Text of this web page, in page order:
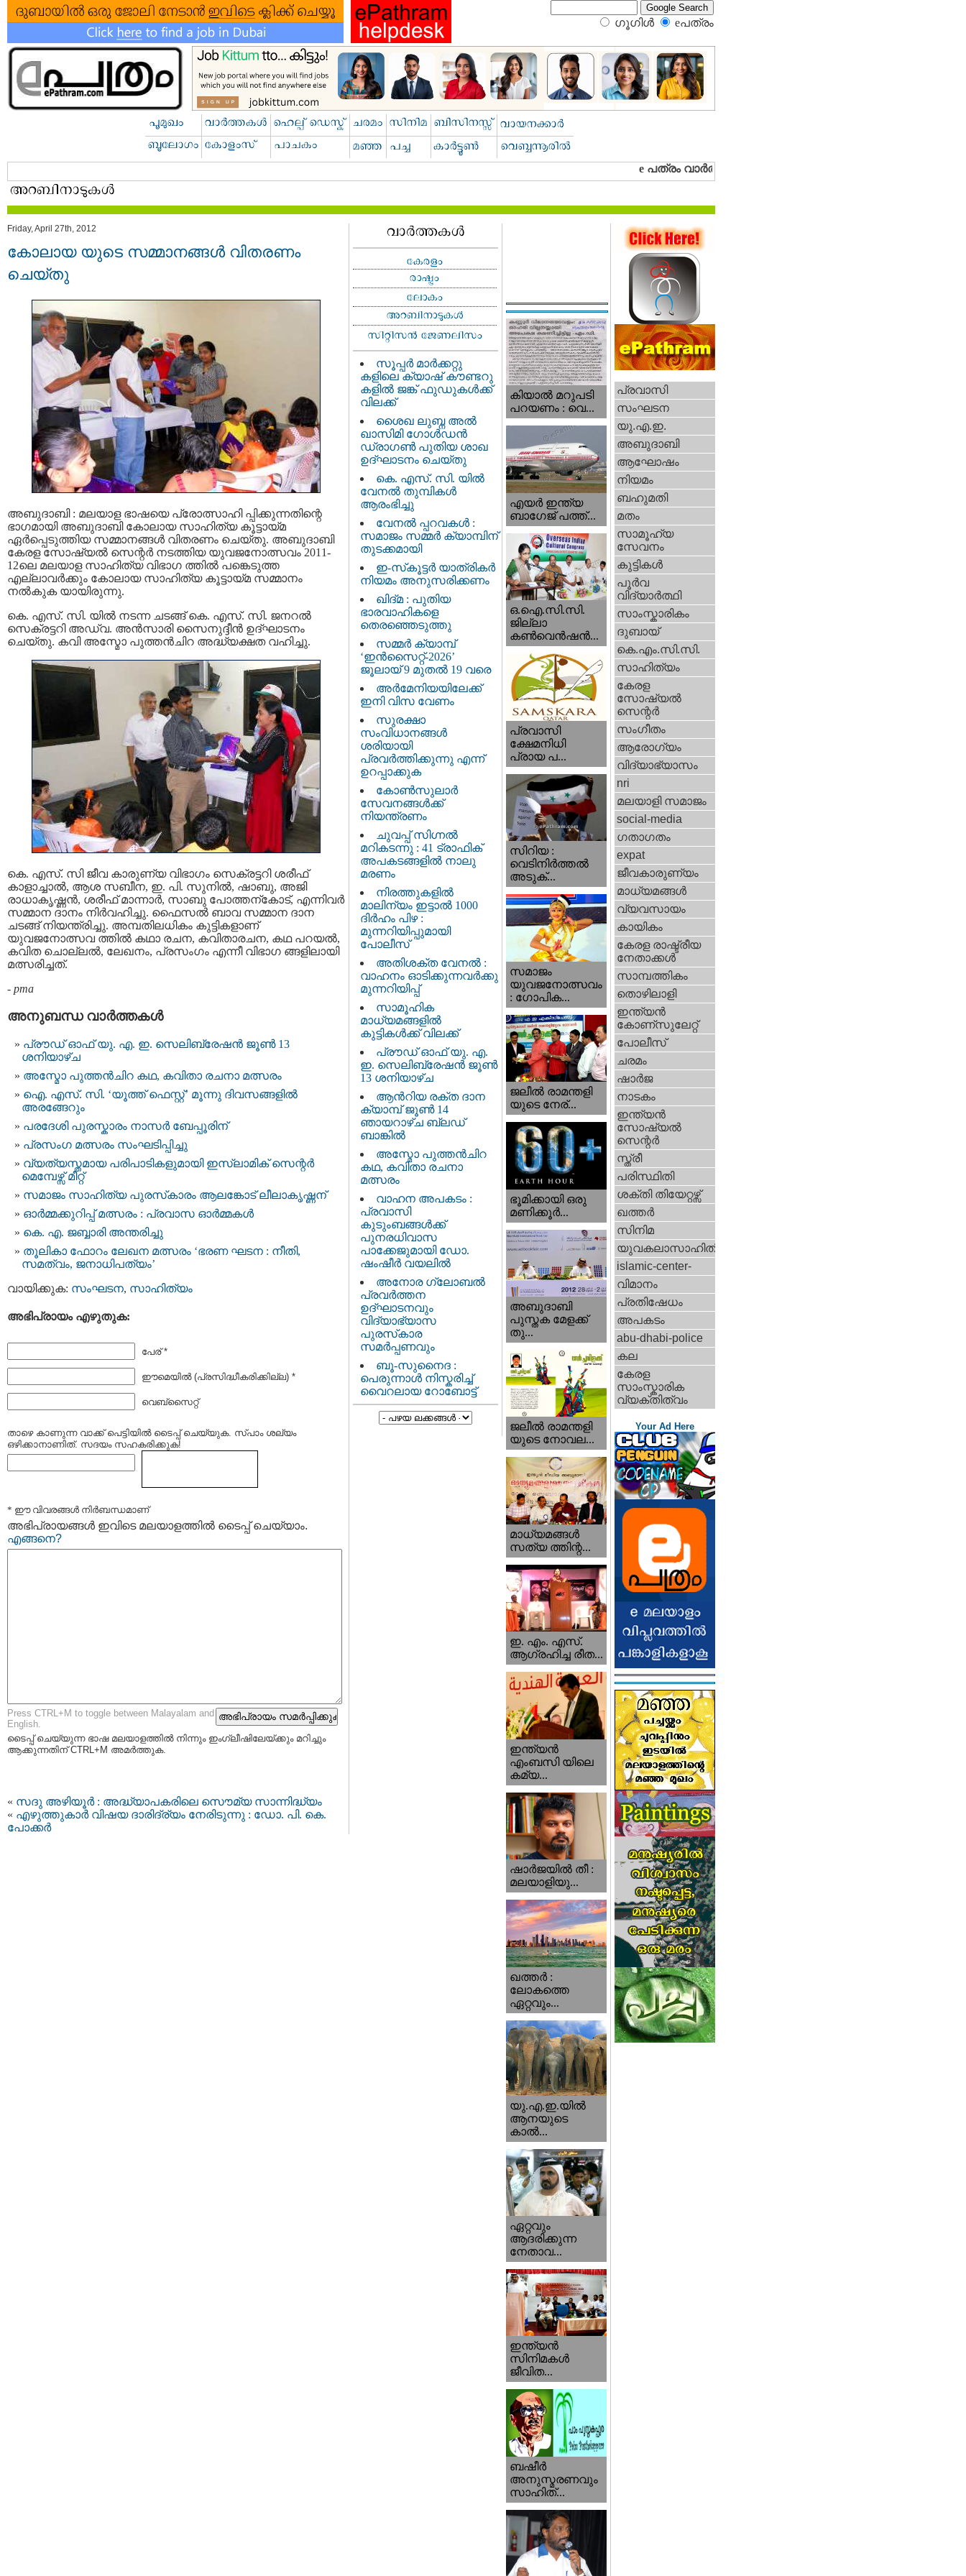
ഗൂഗിള്‍ eപത്രം‍
Friday, April 27th, 2012
കോലായ യുടെ സമ്മാനങ്ങള്‍ വിതരണം
ചെയ്തു
അബുദാബി : മലയാള ഭാഷയെ പ്രോത്സാഹി പ്പിക്കുന്നതിന്റെ
ഭാഗമായി അബുദാബി കോലായ സാഹിത്യ കൂട്ടായ്മ
ഏര്‍പ്പെടുത്തിയ സമ്മാനങ്ങള്‍ വിതരണം ചെയ്തു. അബുദാബി
കേരള സോഷ്യല്‍ സെന്റര്‍ നടത്തിയ യുവജനോത്സവം 2011-
12ലെ മലയാള സാഹിത്യ വിഭാഗ ത്തില്‍ പങ്കെടുത്ത
എല്ലാവര്‍ക്കും കോലായ സാഹിത്യ കൂട്ടായ്മ സമ്മാനം
നല്‍കുക യായിരുന്നു.
കെ. എസ്. സി. യില്‍ നടന്ന ചടങ്ങ് ‍കെ. എസ്. സി. ജനറല്‍
സെക്രട്ടറി അഡ്വ. അന്‍സാരി സൈനുദ്ദീന്‍ ഉദ്ഘാടനം
ചെയ്തു. കവി അസ്മോ പുത്തന്‍ചിറ അദ്ധ്യക്ഷത വഹിച്ചു.
കെ. എസ്. സി ജീവ കാരുണ്യ വിഭാഗം സെക്രട്ടറി ശരീഫ്
കാളാച്ചാല്‍, ആശ സബീന, ഇ. പി. സുനില്‍, ഷാബു, അജി
രാധാകൃഷ്ണന്‍, ശരീഫ് മാന്നാര്‍, സാബു പോത്തന്കോട്, എന്നിവര്‍
സമ്മാന ദാനം നിര്‍വഹിച്ചു. ഫൈസല്‍ ബാവ സമ്മാന ദാന
ചടങ്ങ് നിയന്ത്രിച്ചു. അമ്പതിലധികം കുട്ടികളാണ്
യുവജനോത്സവ ത്തില്‍ കഥാ രചന, കവിതാരചന, കഥ പറയല്‍,
കവിത ചൊല്ലല്‍, ലേഖനം, പ്രസംഗം എന്നീ വിഭാഗ ങ്ങളിലായി
മത്സരിച്ചത്.
- pma
അനുബന്ധ വാര്‍ത്തകള്‍
പ്രൗഡ് ഓഫ് യു. എ. ഇ. സെലിബ്രേഷൻ ജൂൺ 13
ശനിയാഴ്ച
അസ്മോ പുത്തൻചിറ കഥ, കവിതാ രചനാ മത്സരം
ഐ. എസ്. സി. ‘യൂത്ത് ഫെസ്റ്റ്’ മൂന്നു ദിവസങ്ങളിൽ
അരങ്ങേറും
പരദേശി പുരസ്കാരം നാസർ ബേപ്പൂരിന്
പ്രസംഗ മത്സരം സംഘടിപ്പിച്ചു
വ്യത്യസ്തമായ പരിപാടികളുമായി ഇസ്ലാമിക് സെന്റർ
മെമ്പേഴ്സ് മീറ്റ്
സമാജം സാഹിത്യ പുരസ്‌കാരം ആലങ്കോട് ലീലാകൃഷ്ണന്
ഓർമ്മക്കുറിപ്പ് മത്സരം : പ്രവാസ ഓർമ്മകൾ
കെ. എ. ജബ്ബാരി അന്തരിച്ചു
തൂലികാ ഫോറം ലേഖന മത്സരം ‘ഭരണ ഘടന : നീതി,
സമത്വം, ജനാധിപത്യം’
വായിക്കുക: സംഘടന, സാഹിത്യം
അഭിപ്രായം എഴുതുക:
പേര് *
ഈമെയില്‍ (പ്രസിദ്ധീകരിക്കില്ല) *
വെബ്സൈറ്റ്
താഴെ കാണുന്ന വാക്ക് പെട്ടിയില്‍ ടൈപ്പ്‌ ചെയ്യുക. സ്പാം ശല്യം
ഒഴിക്കാനാണിത്. സദയം സഹകരിക്കുക!
* ഈ വിവരങ്ങള്‍ നിര്‍ബന്ധമാണ്
അഭിപ്രായങ്ങള്‍ ഇവിടെ മലയാളത്തില്‍ ടൈപ്പ് ചെയ്യാം.
എങ്ങനെ?
Press CTRL+M to toggle between Malayalam and
English.
ടൈപ്പ്‌ ചെയ്യുന്ന ഭാഷ മലയാളത്തില്‍ നിന്നും ഇംഗ്ലീഷിലേയ്ക്കും മറിച്ചും
ആക്കുന്നതിന് CTRL+M അമര്‍ത്തുക.
« സദു അഴിയൂര്‍ : അദ്ധ്യാപകരിലെ സൌമ്യ സാന്നിദ്ധ്യം
« എഴുത്തുകാര്‍ വിഷയ ദാരിദ്ര്യം നേരിടുന്നു : ഡോ. പി. കെ.
പോക്കര്‍
സൂപ്പർ മാർക്കറ്റു
കളിലെ ക്യാഷ് കൗണ്ടറു
കളിൽ ജങ്ക് ഫുഡുകൾക്ക്
വിലക്ക്
ശൈഖ ലുബ്ന അൽ
ഖാസിമി ഗോൾഡൻ
ഡ്രാഗൺ പുതിയ ശാഖ
ഉദ്ഘാടനം ചെയ്തു
കെ. എസ്. സി. യിൽ
വേനൽ തുമ്പികൾ
ആരംഭിച്ചു
വേനൽ പ്പറവകൾ :
സമാജം സമ്മർ ക്യാമ്പിന്
തുടക്കമായി
ഇ-സ്‌കൂട്ടർ യാത്രികർ
നിയമം അനുസരിക്കണം
ഖിദ്മ : പുതിയ
ഭാരവാഹികളെ
തെരഞ്ഞെടുത്തു
സമ്മർ ക്യാമ്പ്
‘ഇൻസൈറ്റ്-2026’
ജൂലായ് 9 മുതൽ 19 വരെ
അർമേനിയയിലേക്ക്
ഇനി വിസ വേണം
സുരക്ഷാ
സംവിധാനങ്ങൾ
ശരിയായി
പ്രവർത്തിക്കുന്നു എന്ന്
ഉറപ്പാക്കുക
കോൺസുലാർ
സേവനങ്ങൾക്ക്
നിയന്ത്രണം
ചുവപ്പ് സിഗ്നൽ
മറികടന്നു : 41 ട്രാഫിക്
അപകടങ്ങളിൽ നാലു
മരണം
നിരത്തുകളിൽ
മാലിന്യം ഇട്ടാൽ 1000
ദിർഹം പിഴ :
മുന്നറിയിപ്പുമായി
പോലീസ്
അതിശക്ത വേനൽ :
വാഹനം ഓടിക്കുന്നവർക്കു
മുന്നറിയിപ്പ്
സാമൂഹിക
മാധ്യമങ്ങളിൽ
കുട്ടികൾക്ക് വിലക്ക്
പ്രൗഡ് ഓഫ് യു. എ.
ഇ. സെലിബ്രേഷൻ ജൂൺ
13 ശനിയാഴ്ച
ആൻറിയ രക്ത ദാന
ക്യാമ്പ് ജൂൺ 14
ഞായറാഴ്ച ബ്ലഡ്
ബാങ്കിൽ
അസ്മോ പുത്തൻചിറ
കഥ, കവിതാ രചനാ
മത്സരം
വാഹന അപകടം :
പ്രവാസി
കുടുംബങ്ങൾക്ക്
പുനരധിവാസ
പാക്കേജുമായി ഡോ.
ഷംഷീർ വയലിൽ
അനോര ഗ്ലോബൽ
പ്രവർത്തന
ഉദ്ഘാടനവും
വിദ്യാഭ്യാസ
പുരസ്‌കാര
സമർപ്പണവും
ബൂ-സുനൈദ :
പെരുന്നാൾ നിസ്കരിച്ച്
വൈറലായ റോബോട്ട്
കിയാല്‍ മറുപടി
പറയണം : വെ...
എയര്‍ ഇന്ത്യ
ബാഗേജ് പത്ത്...
ഒ.ഐ.സി.സി.
ജില്ലാ
കൺവെൻഷൻ...
പ്രവാസി
ക്ഷേമനിധി
പ്രായ പ...
സിറിയ :
വെടിനിർത്തൽ
അടുക്...
സമാജം
യുവജനോത്സവം
: ഗോപിക...
ജലീല്‍ രാമന്തളി
യുടെ നേര്...
ഭൂമിക്കായി ഒരു
മണിക്കൂര്‍...
അബുദാബി
പുസ്തക മേളക്ക്
തു...
ജലീല്‍ രാമന്തളി
യുടെ നോവല...
മാധ്യമങ്ങള്‍
സത്യ ത്തിന്റ...
ഇ. എം. എസ്.
ആഗ്രഹിച്ച രീത...
ഇന്ത്യന്‍
എംബസി യിലെ
കമ്യ...
ഷാര്‍ജയില്‍ തീ :
മലയാളിയു...
ഖത്തര്‍ :
ലോകത്തെ
ഏറ്റവും...
യു.എ.ഇ.യില്‍
ആനയുടെ
കാല്‍...
ഏറ്റവും
ആദരിക്കുന്ന
നേതാവ...
ഇന്ത്യന്‍
സിനിമകള്‍
ജീവിത...
ബഷീര്‍
അനുസ്മരണവും
സാഹിത്...
പ്രവാസി
സംഘടന
യു.എ.ഇ.
അബുദാബി
ആഘോഷം
നിയമം
ബഹുമതി
മതം
സാമൂഹ്യ
സേവനം
കുട്ടികള്‍
പൂര്‍വ
വിദ്യാര്‍ത്ഥി
സാംസ്കാരികം
ദുബായ്‌
കെ.എം.സി.സി.
സാഹിത്യം
കേരള
സോഷ്യല്‍
സെന്റര്‍
സംഗീതം
ആരോഗ്യം
വിദ്യാഭ്യാസം
nri
മലയാളി സമാജം
social-media
ഗതാഗതം
expat
ജീവകാരുണ്യം
മാധ്യമങ്ങള്‍
വ്യവസായം
കായികം
കേരള രാഷ്ട്രീയ
നേതാക്കള്‍
സാമ്പത്തികം
തൊഴിലാളി
ഇന്ത്യന്‍
കോണ്സുലേറ്റ്
പോലീസ്
ചരമം
ഷാര്‍ജ
നാടകം
ഇന്ത്യന്‍
സോഷ്യല്‍
സെന്റര്‍
സ്ത്രീ
പരിസ്ഥിതി
ശക്തി തിയേറ്റഴ്സ്
ഖത്തര്‍
സിനിമ
യുവകലാസാഹിതി
islamic-center-
വിമാനം
പ്രതിഷേധം
അപകടം
abu-dhabi-police
കല
കേരള
സാംസ്കാരിക
വ്യക്തിത്വം
Your Ad Here